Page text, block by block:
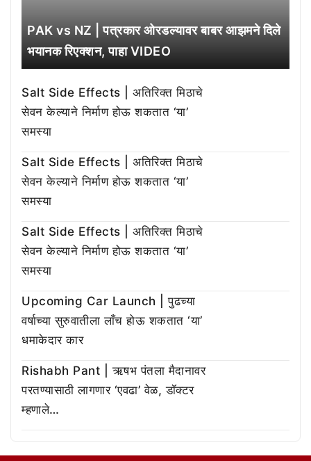
PAK vs NZ | पत्रकार ओरडल्यावर बाबर आझमने दिले
भयानक रिएक्शन, पाहा VIDEO
Salt Side Effects | अतिरिक्त मिठाचे
सेवन केल्याने निर्माण होऊ शकतात ‘या’
समस्या
Salt Side Effects | अतिरिक्त मिठाचे
सेवन केल्याने निर्माण होऊ शकतात ‘या’
समस्या
Salt Side Effects | अतिरिक्त मिठाचे
सेवन केल्याने निर्माण होऊ शकतात ‘या’
समस्या
Upcoming Car Launch | पुढच्या
वर्षाच्या सुरुवातीला लाँच होऊ शकतात ‘या’
धमाकेदार कार
Rishabh Pant | ऋषभ पंतला मैदानावर
परतण्यासाठी लागणार ‘एवढा’ वेळ, डॉक्टर
म्हणाले…